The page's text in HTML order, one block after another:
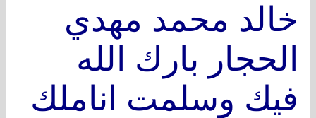
خالد محمد مهدي
الحجار بارك الله
فيك وسلمت اناملك